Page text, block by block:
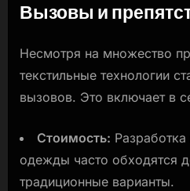
Вызовы и
Несмотря на множество
текстильные технологии
вызовов. Это включает в
Стоимость:
одежды часто обходятся
традиционные варианты.